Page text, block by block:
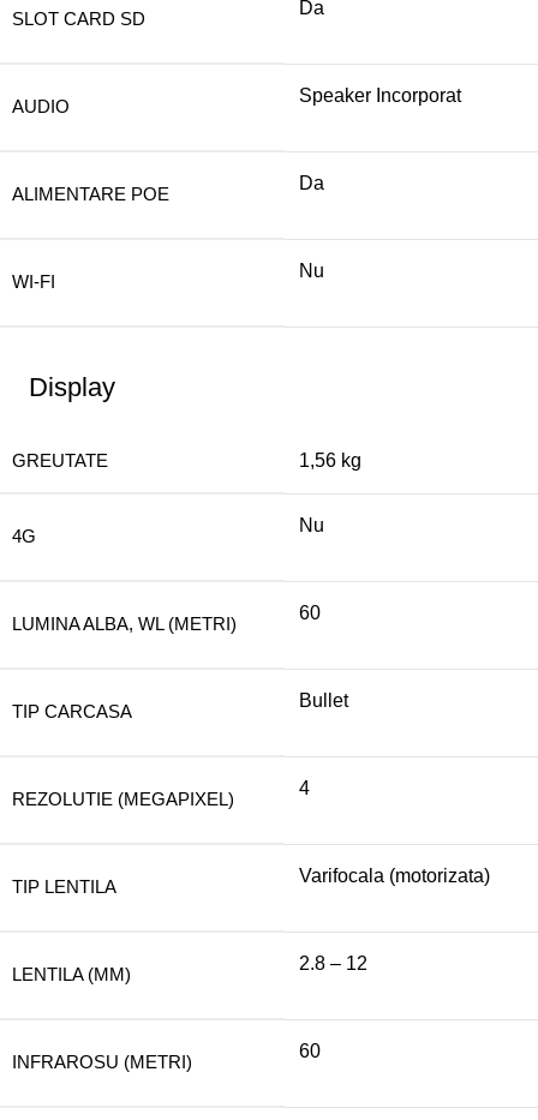
SLOT CARD SD
Da
AUDIO
Speaker Incorporat
ALIMENTARE POE
Da
WI-FI
Nu
Display
GREUTATE 1,56 kg
4G
Nu
LUMINA ALBA, WL (METRI)
60
TIP CARCASA
Bullet
REZOLUTIE (MEGAPIXEL)
4
TIP LENTILA
Varifocala (motorizata)
LENTILA (MM)
2.8 – 12
INFRAROSU (METRI)
60